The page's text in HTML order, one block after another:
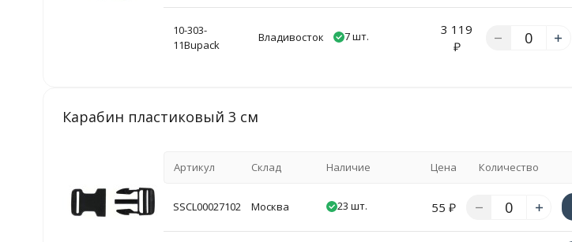
10-303-
11Bupack
Владивосток 7 шт.
3 119
₽
Карабин пластиковый 3 см
Артикул Склад Наличие Цена Количество
SSCL00027102 Москва 23 шт. 55 ₽